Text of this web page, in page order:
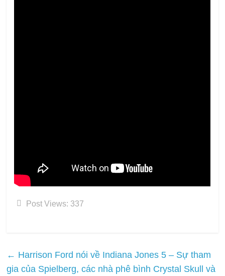
Post Views: 337
← Harrison Ford nói về Indiana Jones 5 – Sự tham
gia của Spielberg, các nhà phê bình Crystal Skull và